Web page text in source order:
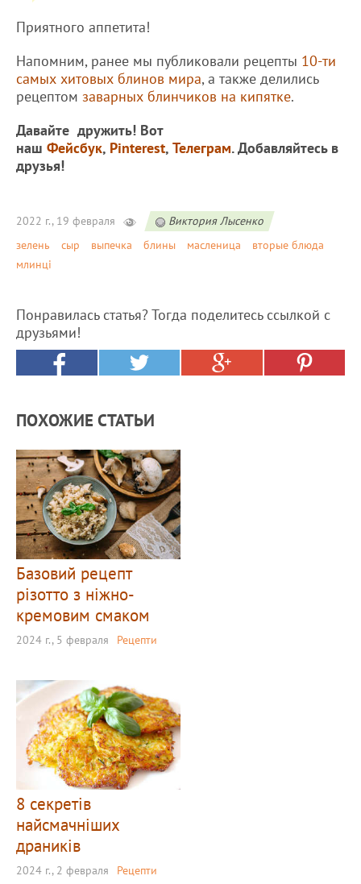
Приятного аппетита!
Напомним, ранее мы публиковали рецепты 10-ти
самых хитовых блинов мира, а также делились
рецептом заварных блинчиков на кипятке.
Давайте дружить! Вот
наш Фейсбук, Pinterest, Телеграм. Добавляйтесь в
друзья!
2022 г., 19 февраля
Виктория Лысенко
зелень
сыр выпечка блины масленица
вторые блюда
млинці
Понравилась статья? Тогда поделитесь ссылкой с
друзьями!
ПОХОЖИЕ СТАТЬИ
Базовий рецепт
різотто з ніжно-
кремовим смаком
2024 г., 5 февраля Рецепти
8 секретів
найсмачніших
драників
2024 г., 2 февраля Рецепти